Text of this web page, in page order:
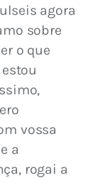
agora
sobre
o que
vossa
a
rogai a